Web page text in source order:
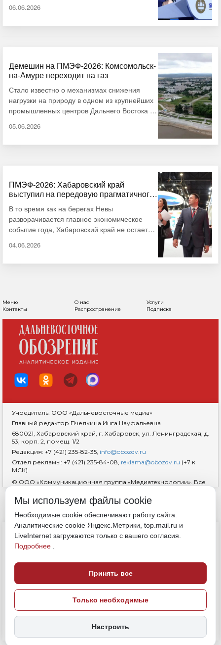
Путина. В своей речи глава государства
превысил 40%. В то же время аналогичный
показатель у стран «большой семерки» …
06.06.2026
Демешин на ПМЭФ-2026: Комсомольск-
на-Амуре переходит на газ
Стало известно о механизмах снижения
нагрузки на природу в одном из крупнейших
промышленных центров Дальнего Востока –
снижение выбросов в городе рабочем
ПМЭФ-2026 губернатор Хабаровского края
Дмитрий Демешин, ПАО «Газпром» поэтапно
газифицирует …
05.06.2026
ПМЭФ-2026: Хабаровский край
выступил на передовую прагматичного
В то время как на берегах Невы
разворачивается главное экономическое
событие года, Хабаровский край не остается
международный экономический форум
развития, заключаются сделки на миллиарды
рублей и формируются стратегические
альянсы. В этом …
04.06.2026
Меню О нас
Услуги
Контакты
Распространение Подписка
Учредитель: ООО «Дальневосточные медиа»
Главный редактор Пчелкина Инга Науфальевна
680021, Хабаровский край, г. Хабаровск, ул. Ленинградская, д.
53, корп. 2, помещ. 1/2
Редакция: +7 (421) 235-82-35, info@obozdv.ru
Отдел рекламы: +7 (421) 235-84-08, reklama@obozdv.ru (+7 к
МСК)
© ООО «Коммуникационная группа «Медиатехнологии». Все
гиперссылка на сайтdvobozrenie.ru обязательна.
Политика конфиденциальности
Обработка cookie
Полные правила цитирования
Свидетельство о регистрации СМИ
Мы используем файлы cookie
Необходимые cookie обеспечивают работу сайта.
Аналитические cookie Яндекс.Метрики, top.mail.ru и
LiveInternet загружаются только с вашего согласия.
Подробнее
Принять все
Только необходимые
Настроить